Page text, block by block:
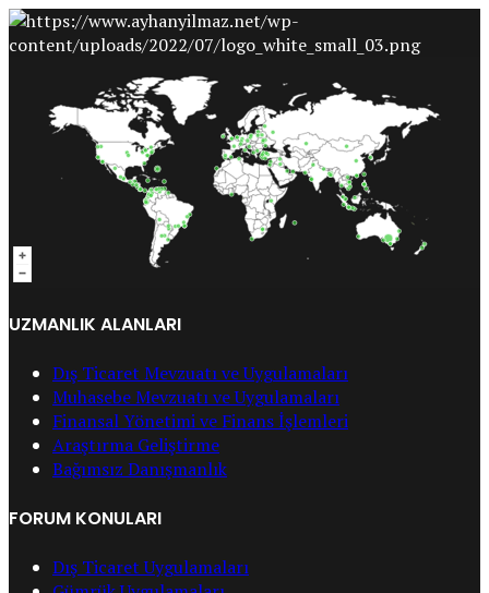
UZMANLIK ALANLARI
Dış Ticaret Mevzuatı ve Uygulamaları
Muhasebe Mevzuatı ve Uygulamaları
Finansal Yönetimi ve Finans İşlemleri
Araştırma Geliştirme
Bağımsız Danışmanlık
FORUM KONULARI
Dış Ticaret Uygulamaları